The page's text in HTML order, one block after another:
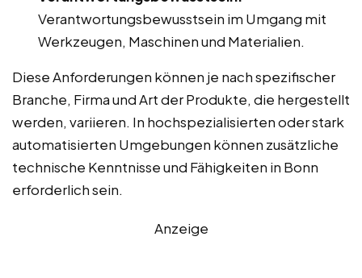
Verantwortungsbewusstsein im Umgang mit
Werkzeugen, Maschinen und Materialien.
Diese Anforderungen können je nach spezifischer
Branche, Firma und Art der Produkte, die hergestellt
werden, variieren. In hochspezialisierten oder stark
automatisierten Umgebungen können zusätzliche
technische Kenntnisse und Fähigkeiten in Bonn
erforderlich sein.
Anzeige